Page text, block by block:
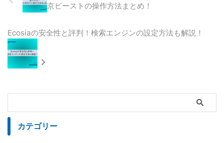
京ビーストの操作方法まとめ！
Ecosiaの安全性と評判！検索エンジンの設定方法も解説！
カテゴリー